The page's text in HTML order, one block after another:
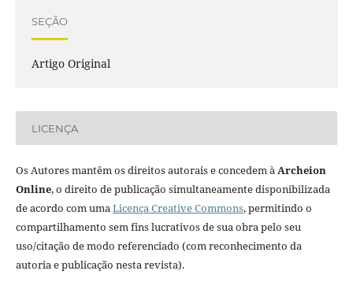
SEÇÃO
Artigo Original
LICENÇA
Os Autores mantêm os direitos autorais e concedem àArcheion
Online, o direito de publicação simultaneamente disponibilizada
de acordo com umaLicença Creative Commons, permitindo o
compartilhamento sem fins lucrativos de sua obra pelo seu
uso/citação de modo referenciado (com reconhecimento da
autoria e publicação nesta revista).